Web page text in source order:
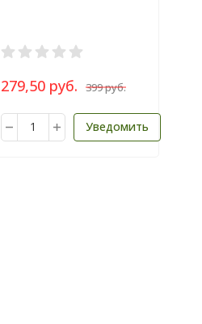
279,50 руб. 399 руб.
Уведомить